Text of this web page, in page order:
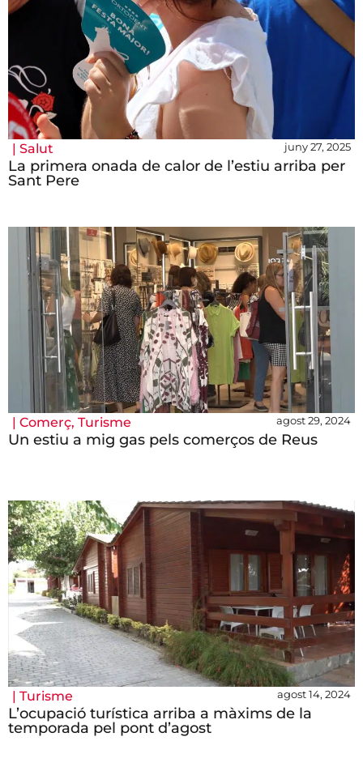
| Salut juny 27, 2025
La primera onada de calor de l’estiu arriba per
Sant Pere
| Comerç, Turisme agost 29, 2024
Un estiu a mig gas pels comerços de Reus
| Turisme agost 14, 2024
L’ocupació turística arriba a màxims de la
temporada pel pont d’agost